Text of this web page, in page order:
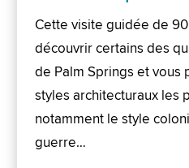
Cette visite guidée de
découvrir certains des
de Palm Springs et
styles architecturaux les
notamment le style
guerre…